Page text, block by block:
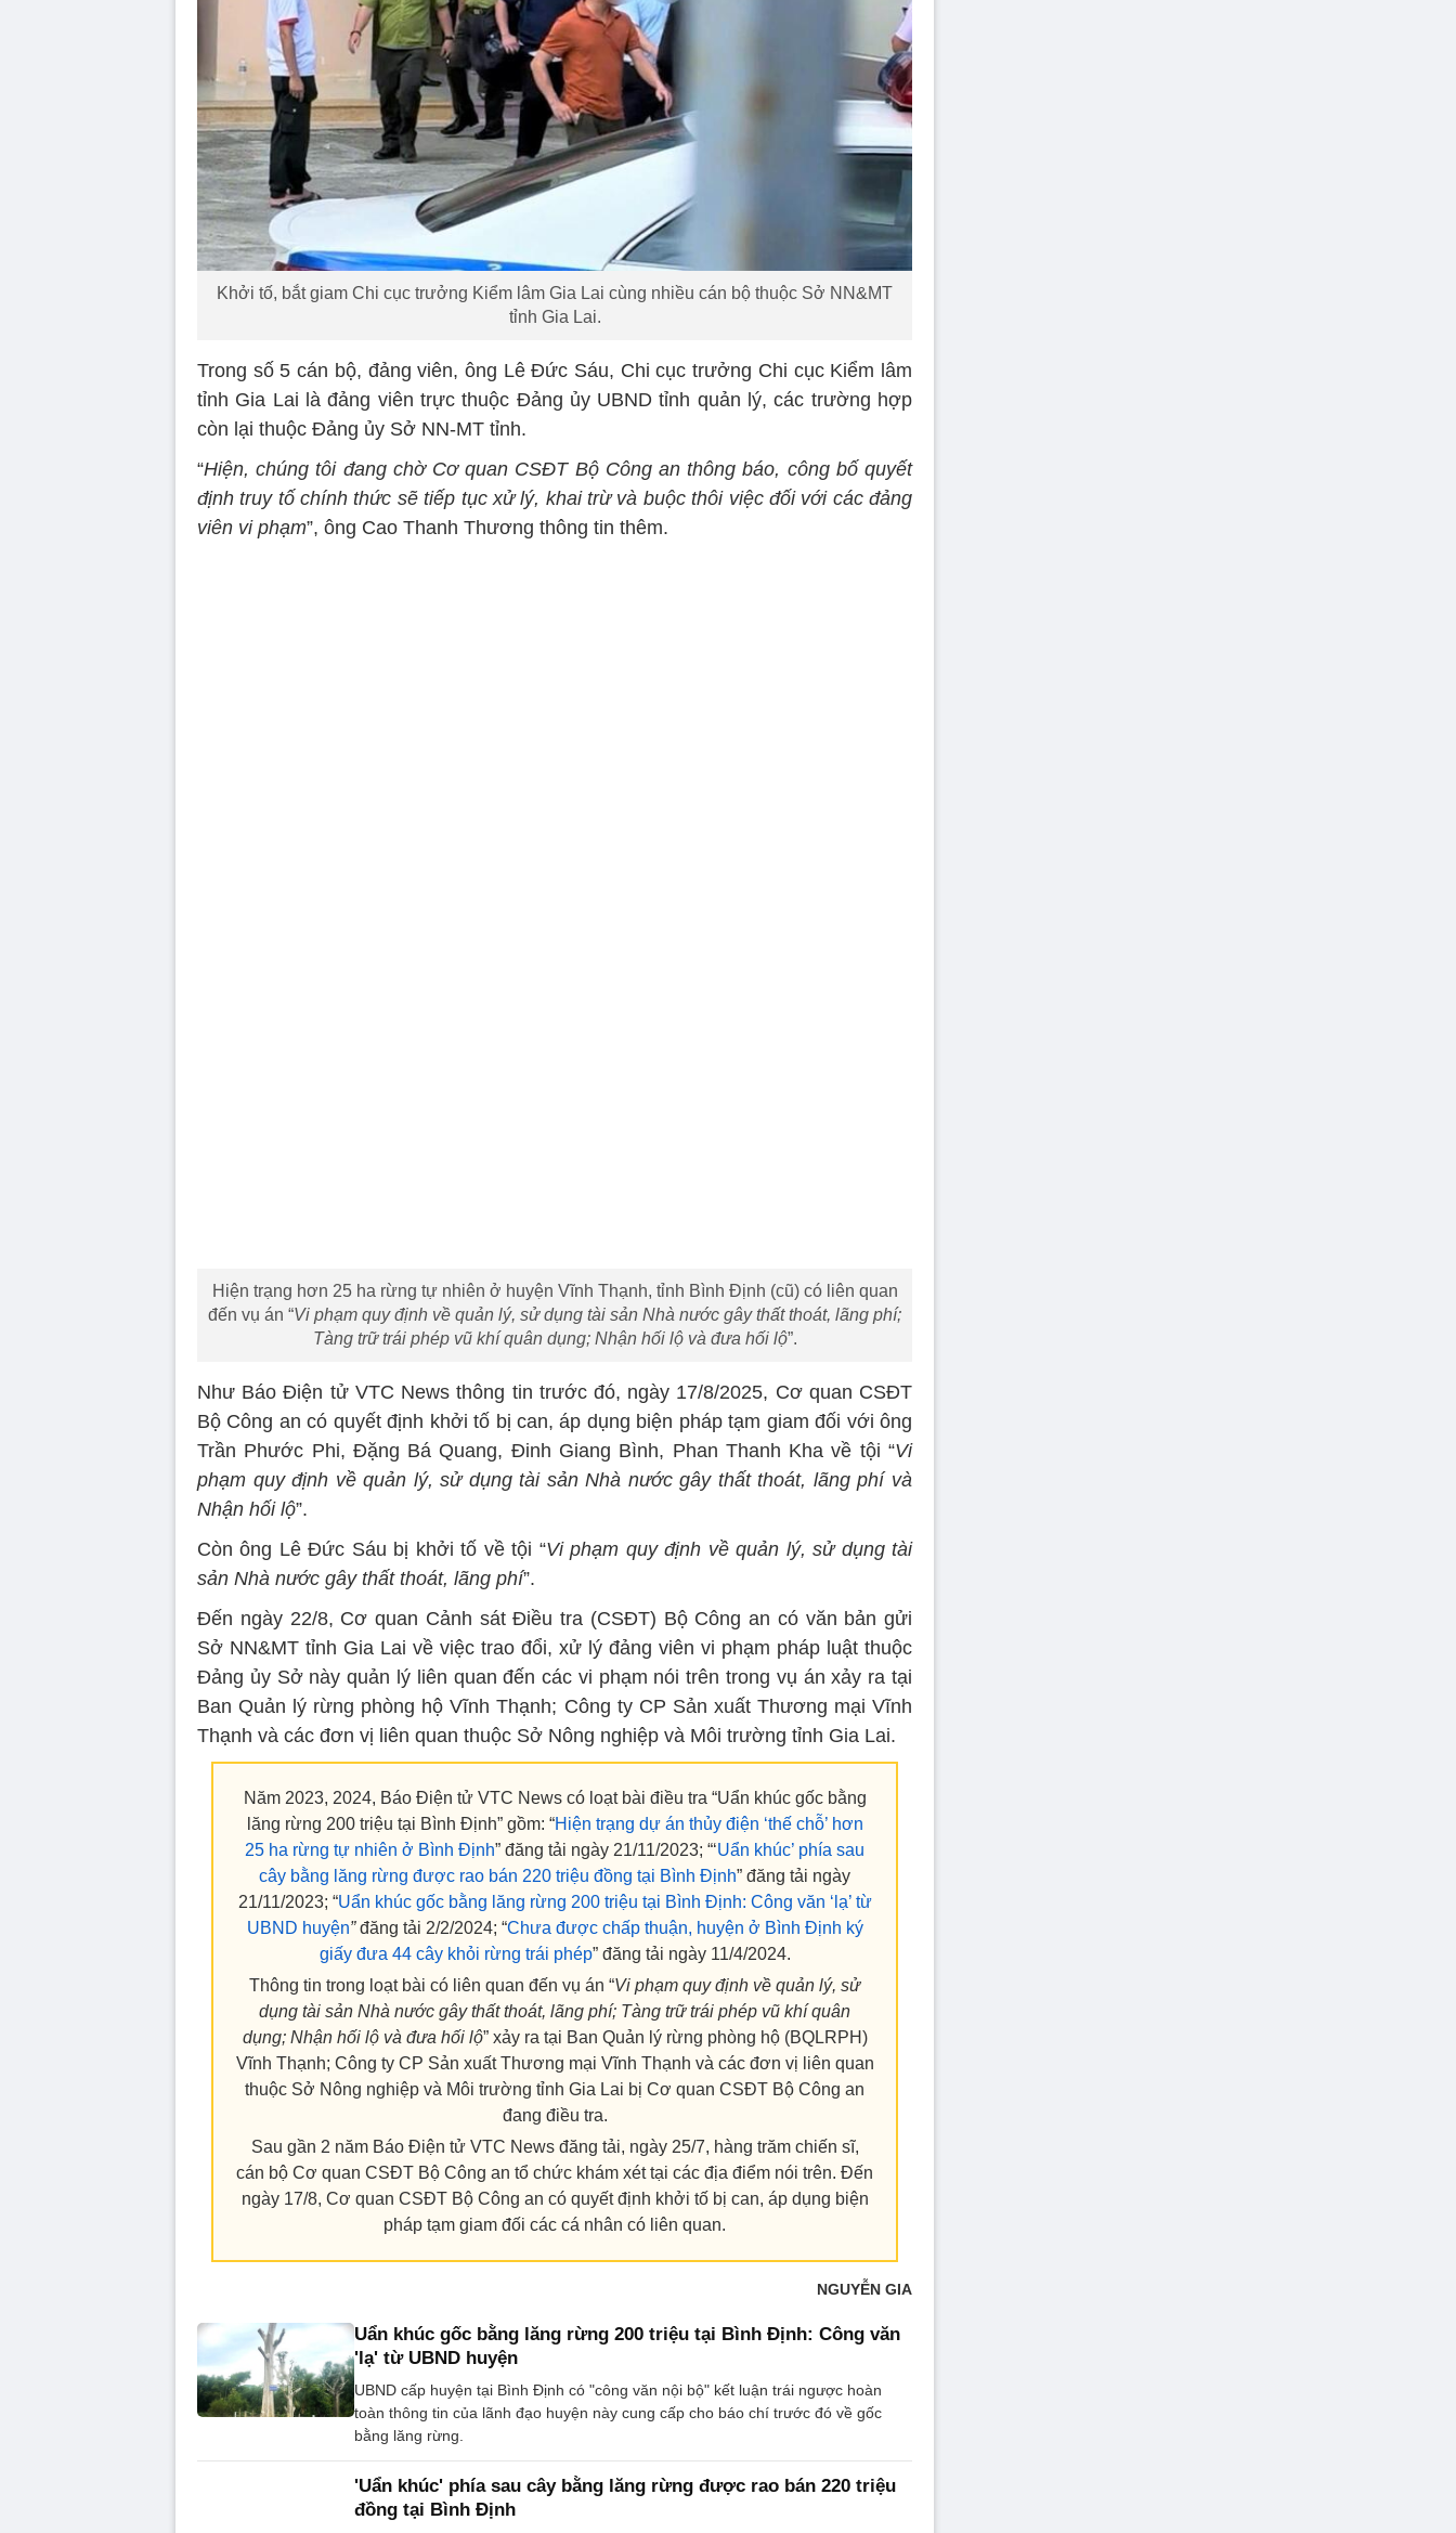
Khởi tố, bắt giam Chi cục trưởng Kiểm lâm Gia Lai cùng nhiều cán bộ thuộc Sở NN&MT
tỉnh Gia Lai.
Trong số 5 cán bộ, đảng viên, ông Lê Đức Sáu, Chi cục trưởng Chi cục Kiểm lâm
tỉnh Gia Lai là đảng viên trực thuộc Đảng ủy UBND tỉnh quản lý, các trường hợp
còn lại thuộc Đảng ủy Sở NN-MT tỉnh.
“Hiện, chúng tôi đang chờ Cơ quan CSĐT Bộ Công an thông báo, công bố quyết
định truy tố chính thức sẽ tiếp tục xử lý, khai trừ và buộc thôi việc đối với các đảng
viên vi phạm”, ông Cao Thanh Thương thông tin thêm.
Hiện trạng hơn 25 ha rừng tự nhiên ở huyện Vĩnh Thạnh, tỉnh Bình Định (cũ) có liên quan
đến vụ án “Vi phạm quy định về quản lý, sử dụng tài sản Nhà nước gây thất thoát, lãng phí;
Tàng trữ trái phép vũ khí quân dụng; Nhận hối lộ và đưa hối lộ”.
Như Báo Điện tử VTC News thông tin trước đó, ngày 17/8/2025, Cơ quan CSĐT
Bộ Công an có quyết định khởi tố bị can, áp dụng biện pháp tạm giam đối với ông
Trần Phước Phi, Đặng Bá Quang, Đinh Giang Bình, Phan Thanh Kha về tội “Vi
phạm quy định về quản lý, sử dụng tài sản Nhà nước gây thất thoát, lãng phí và
Nhận hối lộ”.
Còn ông Lê Đức Sáu bị khởi tố về tội “Vi phạm quy định về quản lý, sử dụng tài
sản Nhà nước gây thất thoát, lãng phí”.
Đến ngày 22/8, Cơ quan Cảnh sát Điều tra (CSĐT) Bộ Công an có văn bản gửi
Sở NN&MT tỉnh Gia Lai về việc trao đổi, xử lý đảng viên vi phạm pháp luật thuộc
Đảng ủy Sở này quản lý liên quan đến các vi phạm nói trên trong vụ án xảy ra tại
Ban Quản lý rừng phòng hộ Vĩnh Thạnh; Công ty CP Sản xuất Thương mại Vĩnh
Thạnh và các đơn vị liên quan thuộc Sở Nông nghiệp và Môi trường tỉnh Gia Lai.
Năm 2023, 2024, Báo Điện tử VTC News có loạt bài điều tra “Uẩn khúc gốc bằng
lăng rừng 200 triệu tại Bình Định” gồm: “Hiện trạng dự án thủy điện ‘thế chỗ’ hơn
25 ha rừng tự nhiên ở Bình Định” đăng tải ngày 21/11/2023; “‘Uẩn khúc’ phía sau
cây bằng lăng rừng được rao bán 220 triệu đồng tại Bình Định” đăng tải ngày
21/11/2023; “Uẩn khúc gốc bằng lăng rừng 200 triệu tại Bình Định: Công văn ‘lạ’ từ
UBND huyện”đăng tải 2/2/2024; “Chưa được chấp thuận, huyện ở Bình Định ký
giấy đưa 44 cây khỏi rừng trái phép” đăng tải ngày 11/4/2024.
Thông tin trong loạt bài có liên quan đến vụ án “Vi phạm quy định về quản lý, sử
dụng tài sản Nhà nước gây thất thoát, lãng phí; Tàng trữ trái phép vũ khí quân
dụng; Nhận hối lộ và đưa hối lộ” xảy ra tại Ban Quản lý rừng phòng hộ (BQLRPH)
Vĩnh Thạnh; Công ty CP Sản xuất Thương mại Vĩnh Thạnh và các đơn vị liên quan
thuộc Sở Nông nghiệp và Môi trường tỉnh Gia Lai bị Cơ quan CSĐT Bộ Công an
đang điều tra.
Sau gần 2 năm Báo Điện tử VTC News đăng tải, ngày 25/7, hàng trăm chiến sĩ,
cán bộ Cơ quan CSĐT Bộ Công an tổ chức khám xét tại các địa điểm nói trên. Đến
ngày 17/8, Cơ quan CSĐT Bộ Công an có quyết định khởi tố bị can, áp dụng biện
pháp tạm giam đối các cá nhân có liên quan.
NGUYỄN GIA
Uẩn khúc gốc bằng lăng rừng 200 triệu tại Bình Định: Công văn
'lạ' từ UBND huyện
UBND cấp huyện tại Bình Định có "công văn nội bộ" kết luận trái ngược hoàn
toàn thông tin của lãnh đạo huyện này cung cấp cho báo chí trước đó về gốc
bằng lăng rừng.
'Uẩn khúc' phía sau cây bằng lăng rừng được rao bán 220 triệu
đồng tại Bình Định